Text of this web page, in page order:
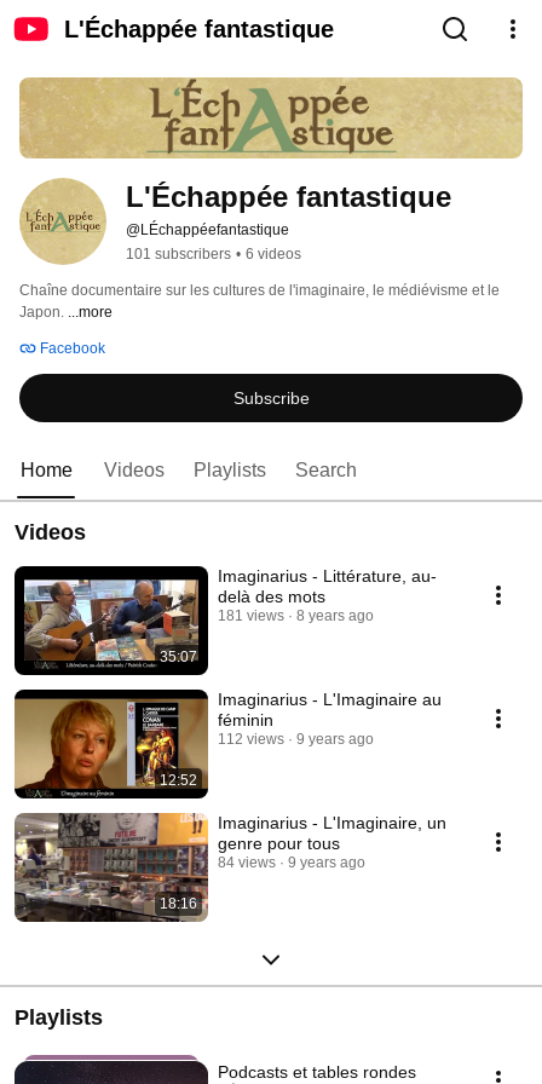
L'Échappée fantastique
L'Échappée fantastique
@LÉchappéefantastique
101 subscribers • 6 videos
Chaîne documentaire sur les cultures de l'imaginaire, le médiévisme et le
Japon. ...more
Facebook
Subscribe
Home Videos Playlists Search
Videos
35:07
Imaginarius - Littérature, au-
delà des mots
181 views 8 years ago
12:52
Imaginarius - L'Imaginaire au
féminin
112 views 9 years ago
18:16
Imaginarius - L'Imaginaire, un
genre pour tous
84 views 9 years ago
Playlists
Podcasts et tables rondes